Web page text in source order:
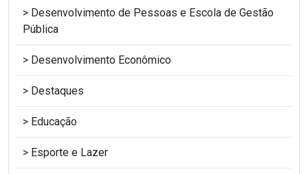
Desenvolvimento de Pessoas e Escola de Gestão
Pública
Desenvolvimento Econômico
Destaques
Educação
Esporte e Lazer